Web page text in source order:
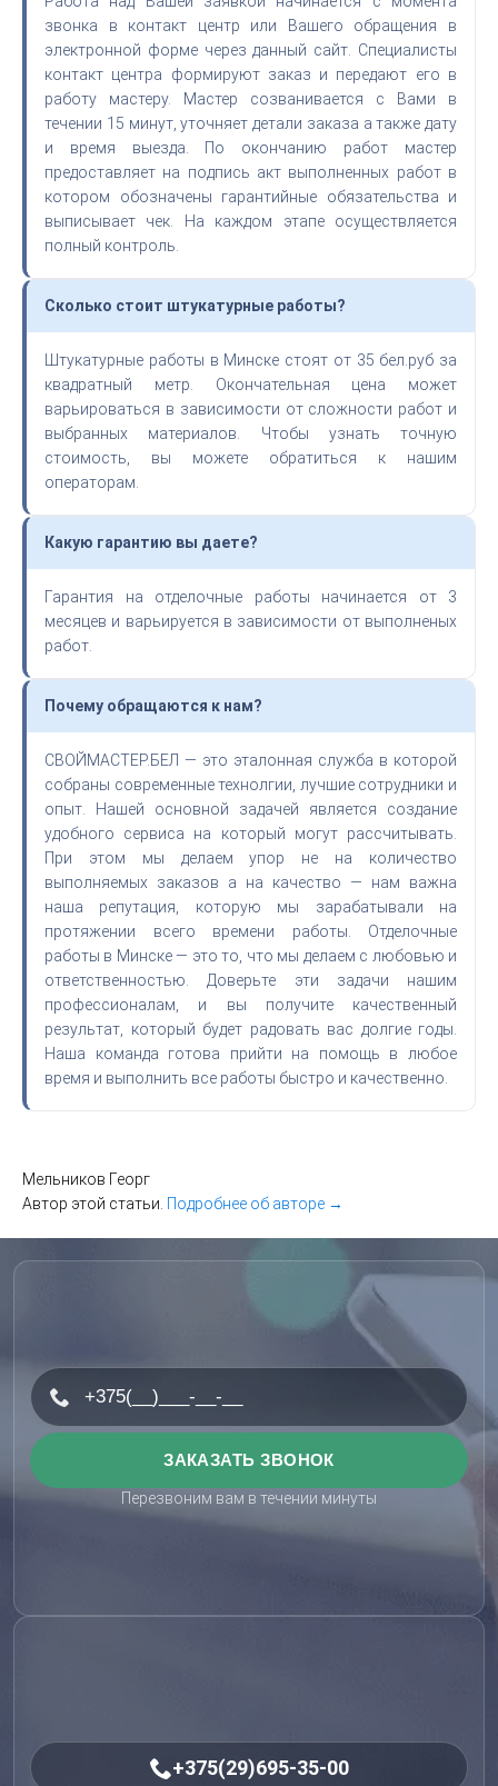
звонка в контакт центр или Вашего обращения в
электронной форме через данный сайт. Специалисты
контакт центра формируют заказ и передают его в
работу мастеру. Мастер созванивается с Вами в
течении 15 минут, уточняет детали заказа а также дату
и время выезда. По окончанию работ мастер
предоставляет на подпись акт выполненных работ в
котором обозначены гарантийные обязательства и
выписывает чек. На каждом этапе осуществляется
полный контроль.
Сколько стоит штукатурные работы?
Штукатурные работы в Минске стоят от 35 бел.руб за
квадратный метр. Окончательная цена может
варьироваться в зависимости от сложности работ и
выбранных материалов. Чтобы узнать точную
стоимость, вы можете обратиться к нашим
операторам.
Какую гарантию вы даете?
Гарантия на отделочные работы начинается от 3
месяцев и варьируется в зависимости от выполненых
работ.
Почему обращаются к нам?
СВОЙМАСТЕР.БЕЛ — это эталонная служба в которой
собраны современные технолгии, лучшие сотрудники и
опыт. Нашей основной задачей является создание
удобного сервиса на который могут рассчитывать.
При этом мы делаем упор не на количество
выполняемых заказов а на качество — нам важна
наша репутация, которую мы зарабатывали на
протяжении всего времени работы. Отделочные
работы в Минске — это то, что мы делаем с любовью и
ответственностью. Доверьте эти задачи нашим
профессионалам, и вы получите качественный
результат, который будет радовать вас долгие годы.
Наша команда готова прийти на помощь в любое
время и выполнить все работы быстро и качественно.
Мельников Георг
Автор этой статьи. Подробнее об авторе →
Перезвоним вам в течении минуты
+375(29)695-35-00